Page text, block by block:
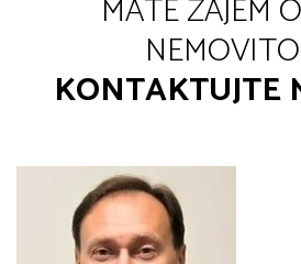
MÁTE ZÁJEM
KONTAKTUJTE